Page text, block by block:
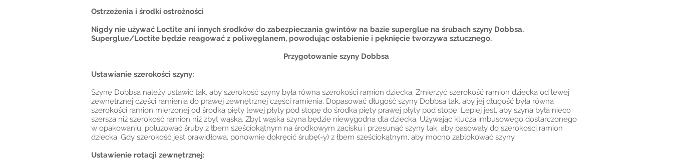
Ostrzeżenia i środki ostrożności
Nigdy nie używać Loctite ani innych środków do zabezpieczania gwintów na bazie superglue na śrubach szyny Dobbsa.
Superglue/Loctite będzie reagować z poliwęglanem, powodując osłabienie i pęknięcie tworzywa sztucznego.
Przygotowanie szyny Dobbsa
Ustawianie szerokości szyny:
Szynę Dobbsa należy ustawić tak, aby szerokość szyny była równa szerokości ramion dziecka. Zmierzyć szerokość ramion dziecka od lewej
zewnętrznej części ramienia do prawej zewnętrznej części ramienia. Dopasować długość szyny Dobbsa tak, aby jej długość była równa
szerokości ramion mierzonej od środka pięty lewej płyty pod stopę do środka pięty prawej płyty pod stopę. Lepiej jest, aby szyna była nieco
szersza niż szerokość ramion niż zbyt wąska. Zbyt wąska szyna będzie niewygodna dla dziecka. Używając klucza imbusowego dostarczonego
w opakowaniu, poluzować śruby z łbem sześciokątnym na środkowym zacisku i przesunąć szyny tak, aby pasowały do szerokości ramion
dziecka. Gdy szerokość jest prawidłowa, ponownie dokręcić śrubę(-y) z łbem sześciokątnym, aby mocno zablokować szyny.
Ustawienie rotacji zewnętrznej: